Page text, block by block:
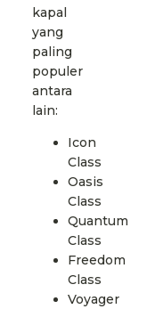
kapal
yang
paling
populer
antara
lain:
Icon
Class
Oasis
Class
Quantum
Class
Freedom
Class
Voyager